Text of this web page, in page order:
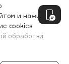
и нажимая
cookies
обработки